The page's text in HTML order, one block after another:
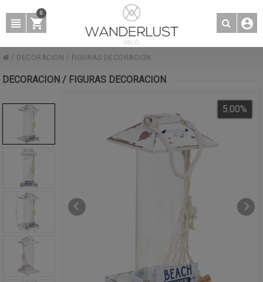
0
/ DECORACION / FIGURAS DECORACION
DECORACION / FIGURAS DECORACION
5.00%